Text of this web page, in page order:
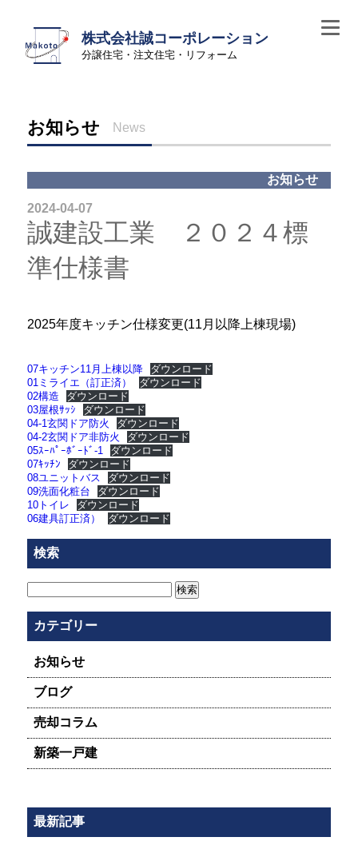
株式会社誠コーポレーション
分譲住宅・注文住宅・リフォーム
お知らせ News
お知らせ
2024-04-07
誠建設工業 ２０２４標
準仕様書
2025年度キッチン仕様変更(11月以降上棟現場)
07キッチン11月上棟以降
ダウンロード
01ミライエ（訂正済）
ダウンロード
02構造
ダウンロード
03屋根ｻｯｼ
ダウンロード
04-1玄関ドア防火
ダウンロード
04-2玄関ドア非防火
ダウンロード
05ｽｰﾊﾟｰﾎﾞｰﾄﾞ-1
ダウンロード
07ｷｯﾁﾝ
ダウンロード
08ユニットバス
ダウンロード
09洗面化粧台
ダウンロード
10トイレ
ダウンロード
06建具訂正済）
ダウンロード
検索
カテゴリー
お知らせ
ブログ
売却コラム
新築一戸建
最新記事